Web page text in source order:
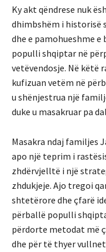
Ky akt qëndrese nuk
dhimbshëm i historisë
dhe e pamohueshme
populli shqiptar në
vetëvendosje. Në këtë
kufizuan vetëm në
u shënjestrua një
duke u masakruar pa
Masakra ndaj familjes
apo një teprim i
zhdërvjelltë i një
zhdukjeje. Ajo tregoi
shtetërore dhe çfarë
përballë populli
përdorte metodat më
dhe për të thyer